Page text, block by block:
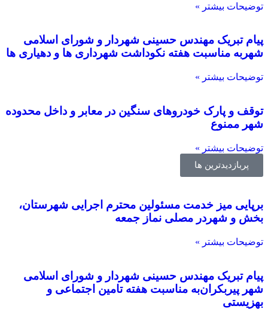
توضیحات بیشتر »
پیام تبریک مهندس حسینی شهردار و شورای اسلامی
شهربه مناسبت هفته نکوداشت شهرداری ها و دهیاری ها
توضیحات بیشتر »
توقف و پارک خودروهای سنگین در معابر و داخل محدوده
شهر ممنوع
توضیحات بیشتر »
پربازدیدترین ها
برپایی میز خدمت مسئولین محترم اجرایی شهرستان،
بخش و شهردر مصلی نماز جمعه
توضیحات بیشتر »
پیام تبریک مهندس حسینی شهردار و شورای اسلامی
شهر پیربکران‌به مناسبت هفته تامین اجتماعی و
بهزیستی